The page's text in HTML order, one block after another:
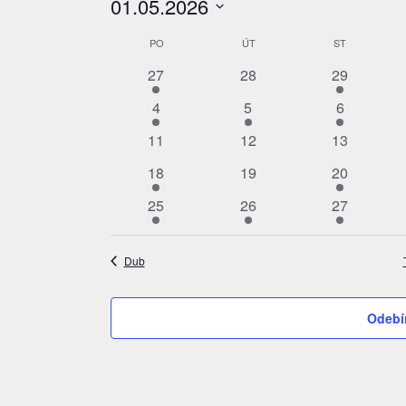
01.05.2026
datum.
Kalendář
Akce
PO ÚTÚTERÝ ST
1
akce
27
0
28
1
akce
29
1
akce
4
1
akce
5
1
akce
6
0
11
0
12
0
13
1
akce
18
0
19
1
akce
20
1
akce
25
1
akce
26
1
akce
27
Dub